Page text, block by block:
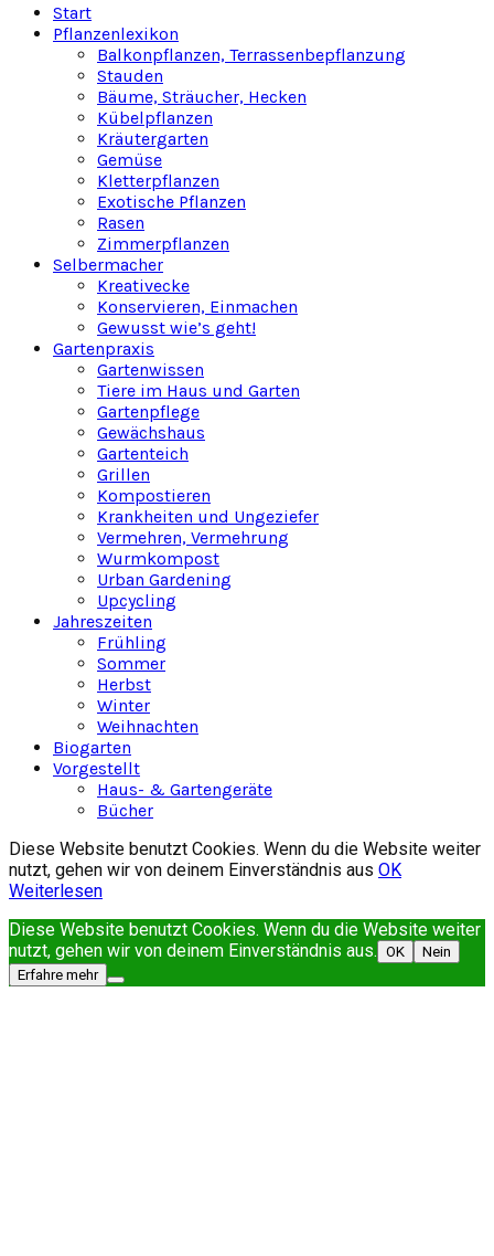
Start
Pflanzenlexikon
Balkonpflanzen, Terrassenbepflanzung
Stauden
Bäume, Sträucher, Hecken
Kübelpflanzen
Kräutergarten
Gemüse
Kletterpflanzen
Exotische Pflanzen
Rasen
Zimmerpflanzen
Selbermacher
Kreativecke
Konservieren, Einmachen
Gewusst wie’s geht!
Gartenpraxis
Gartenwissen
Tiere im Haus und Garten
Gartenpflege
Gewächshaus
Gartenteich
Grillen
Kompostieren
Krankheiten und Ungeziefer
Vermehren, Vermehrung
Wurmkompost
Urban Gardening
Upcycling
Jahreszeiten
Frühling
Sommer
Herbst
Winter
Weihnachten
Biogarten
Vorgestellt
Haus- & Gartengeräte
Bücher
Diese Website benutzt Cookies. Wenn du die Website weiter
nutzt, gehen wir von deinem Einverständnis aus OK
Weiterlesen
Diese Website benutzt Cookies. Wenn du die Website weiter
nutzt, gehen wir von deinem Einverständnis aus. OK
Nein
Erfahre mehr